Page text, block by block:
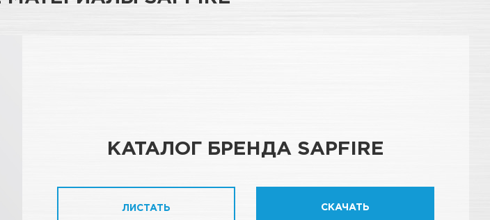
КАТАЛОГ БРЕНДА SAPFIRE
ЛИСТАТЬ СКАЧАТЬ